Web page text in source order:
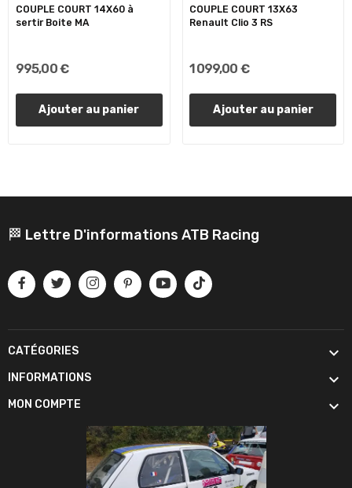
COUPLE COURT 14X60 à
sertir Boite MA
995,00 €
Ajouter au panier
COUPLE COURT 13X63
Renault Clio 3 RS
1 099,00 €
Ajouter au panier
🏁 Lettre D'informations ATB Racing
CATÉGORIES 
INFORMATIONS 
MON COMPTE 